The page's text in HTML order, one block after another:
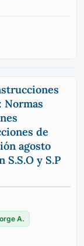
de
agosto
S.S.O y S.P
A.